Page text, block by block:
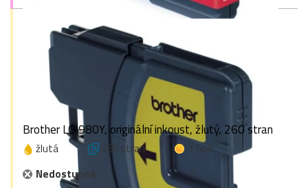
Brother LC-980Y, originální inkoust, žlutý, 260 stran
žlutá 260 stran
1 bod
Nedostupné